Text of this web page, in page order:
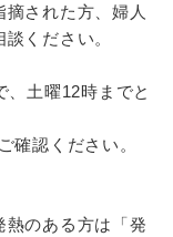
された方、婦人
ください。
、土曜12時までと
確認ください。
のある方は「発